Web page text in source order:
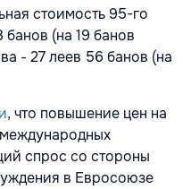
стоимость 95-го
банов (на 19 банов
- 27 леев 56 банов (на
, что повышение цен на
спрос со стороны
в Евросоюзе